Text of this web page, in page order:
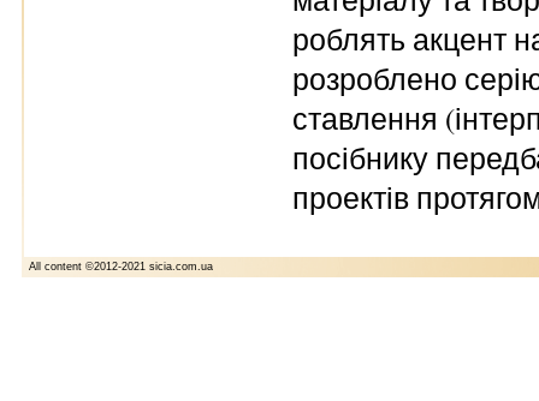
роблять акцент
розроблено
ставлення
посібнику
проектів
All content ©2012-2021 sicia.com.ua